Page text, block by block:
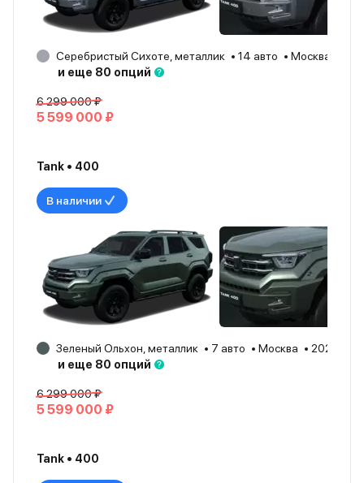
Серебристый Сихоте, металлик 14 авто Москва
и еще 80 опций
6 299 000 ₽
5 599 000 ₽
Tank • 400
В наличии
Зеленый Ольхон, металлик 7 авто Москва
2026
и еще 80 опций
6 299 000 ₽
5 599 000 ₽
Tank • 400